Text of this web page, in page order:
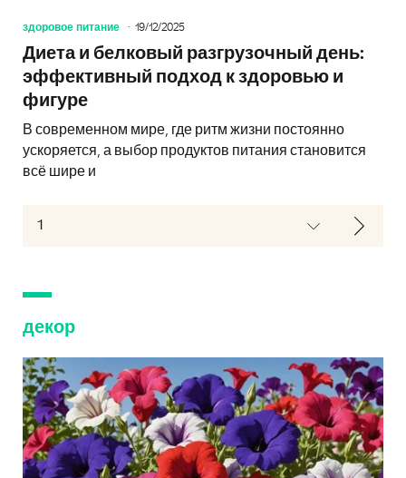
здоровое питание 19/12/2025
Диета и белковый разгрузочный день:
эффективный подход к здоровью и
фигуре
В современном мире, где ритм жизни постоянно
ускоряется, а выбор продуктов питания становится
всё шире и
декор